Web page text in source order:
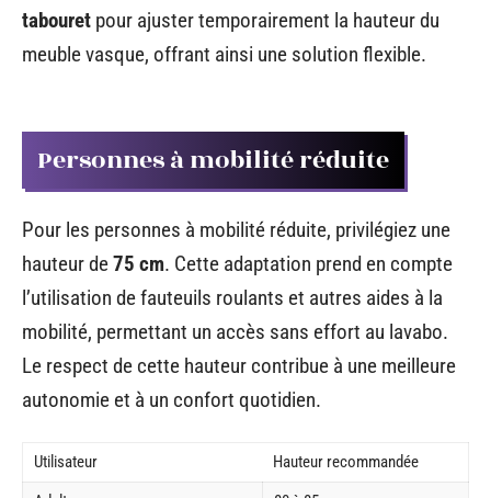
tabouret pour ajuster temporairement la hauteur du
meuble vasque, offrant ainsi une solution flexible.
Personnes à mobilité réduite
Pour les personnes à mobilité réduite, privilégiez une
hauteur de75 cm. Cette adaptation prend en compte
l’utilisation de fauteuils roulants et autres aides à la
mobilité, permettant un accès sans effort au lavabo.
Le respect de cette hauteur contribue à une meilleure
autonomie et à un confort quotidien.
Utilisateur
Hauteur recommandée